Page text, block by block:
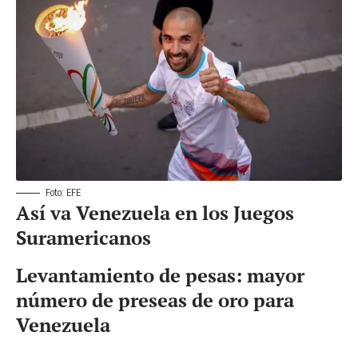
Foto: EFE
Así va Venezuela en los Juegos
Suramericanos
Levantamiento de pesas: mayor
número de preseas de oro para
Venezuela